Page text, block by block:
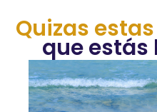
Quizas
que estás